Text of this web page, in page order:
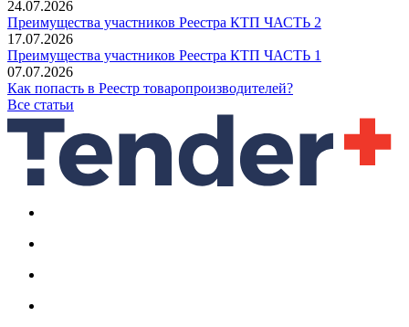
24.07.2026
Преимущества участников Реестра КТП ЧАСТЬ 2
17.07.2026
Преимущества участников Реестра КТП ЧАСТЬ 1
07.07.2026
Как попасть в Реестр товаропроизводителей?
Все статьи